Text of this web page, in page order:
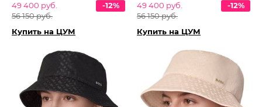
49 400 руб.
56 150 руб.
-12%
Купить на ЦУМ
49 400 руб.
56 150 руб.
-12%
Купить на ЦУМ